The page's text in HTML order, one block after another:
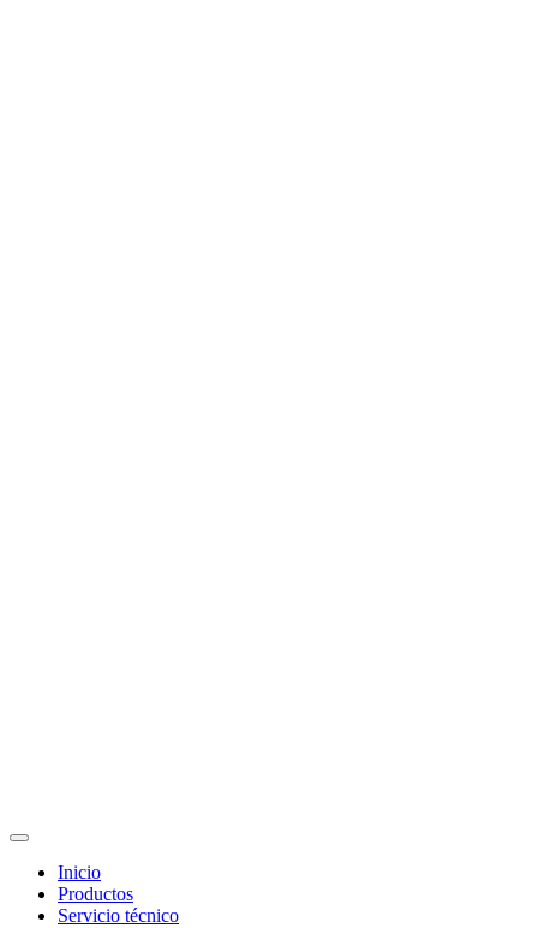
Inicio
Productos
Servicio técnico